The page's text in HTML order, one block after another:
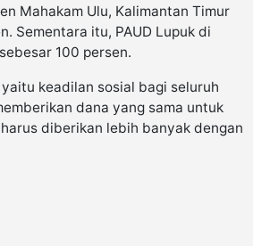
Mahakam Ulu, Kalimantan Timur
Sementara itu, PAUD Lupuk di
100 persen.
keadilan sosial bagi seluruh
dana yang sama untuk
diberikan lebih banyak dengan